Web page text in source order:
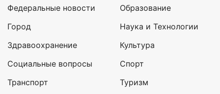
Федеральные новости
Город
Здравоохранение
Социальные вопросы
Транспорт
Образование
Наука и Технологии
Культура
Спорт
Туризм